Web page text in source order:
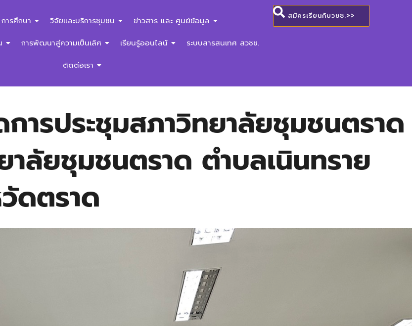
การศึกษา วิจัยและบริการชุมชน ข่าวสาร และ ศูนย์ข้อมูล
การพัฒนาสู่ความเป็นเลิศ เรียนรู้ออนไลน์ ระบบสารสนเทศ สวชช.
ติดต่อเรา
สมัครเรียนกับวชช.>>
ารประชุมสภาวิทยาลัยชุมชนตราด
ยชุมชนตราด ตำบลเนินทราย
ดตราด